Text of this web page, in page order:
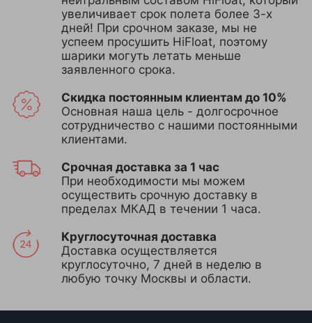
увеличивает срок полета более 3-х
дней! При срочном заказе, мы не
успеем просушить HiFloat, поэтому
шарики могуть летать меньше
заявленного срока.
Скидка постоянным клиентам до 10%
Основная наша цель - долгосрочное
сотрудничество с нашими постоянными
клиентами.
Срочная доставка за 1 час
При необходимости мы можем
осуществить срочную доставку в
пределах МКАД в течении 1 часа.
Круглосуточная доставка
Доставка осуществляется
круглосуточно, 7 дней в неделю в
любую точку Москвы и области.